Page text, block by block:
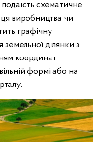
подають схематичне
виробництва чи
графічну
ділянки з
координат
формі або на